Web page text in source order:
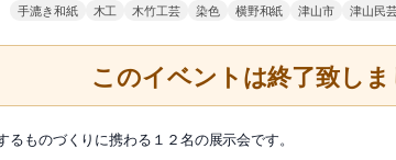
手漉き和紙
木工 木竹工芸 染色 横野和紙 津山市 津山民
このイベントは終了致しま
るものづくりに携わる１２名の展示会です。